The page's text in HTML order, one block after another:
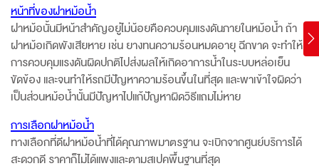
หน้าที่ของฝาหม้อน้ำ
ฝาหม้อนั้นมีหน้าสำคัญอยู่ไม่น้อยคือควบคุมแรงดันภายในหม้อน้ำ ถ้า
ฝาหม้อเกิดพังเสียหาย เช่น ยางทนความร้อนหมดอายุ ฉีกขาด จะทำให้
การควบคุมแรงดันผิดปกติไปส่งผลให้เกิดอาการน้ำในระบบหล่อเย็น
ขัดข้อง และจนทำให้รถมีปัญหาความร้อนขึ้นในที่สุด และพาเข้าใจผิดว่า
เป็นส่วนหม้อน้ำนั้นมีปัญหาไปแก้ปัญหาผิดวิธีแถมไม่หาย
การเลือกฝาหม้อน้ำ
ทางเลือกที่ดีฝาหม้อน้ำที่ได้คุณภาพมาตรฐาน จะเบิกจากศูนย์บริการได้
สะดวกดี ราคาก็ไม่ได้แพงและตามสเปคพื้นฐานที่สุด